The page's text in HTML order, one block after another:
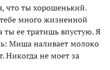
что ты хорошенький.
много жизненной
ты ее тратишь впустую. Я
Миша наливает молоко
Никогда не моет за